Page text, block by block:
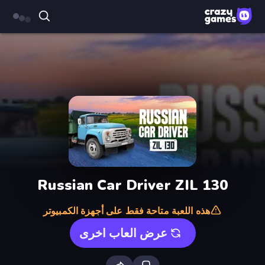
Russian Car Driver ZIL 130
هذه اللعبة متاحة فقط على أجهزة الكمبيوتر
عرض العاب اخرى